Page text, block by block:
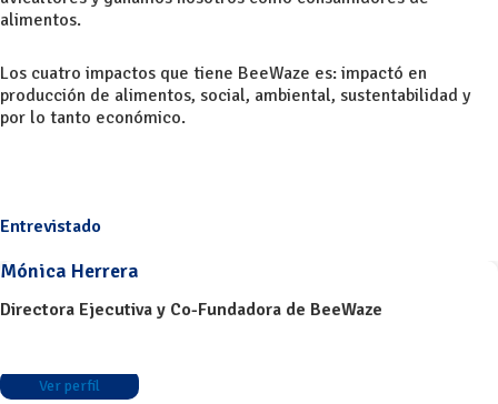
alimentos.
Los cuatro impactos que tiene BeeWaze es: impactó en
producción de alimentos, social, ambiental, sustentabilidad y
por lo tanto económico.
Entrevistado
Mónica Herrera
Directora Ejecutiva y Co-Fundadora de BeeWaze
Ver perfil